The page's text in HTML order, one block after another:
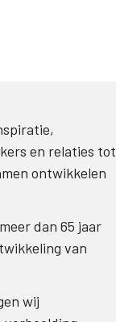
en relaties tot
ontwikkelen
dan 65 jaar
van
wij